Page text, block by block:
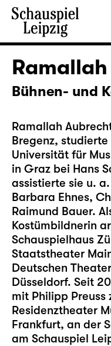
Bühnen- und
Ramallah
Bregenz,
Universität für
in Graz bei Hans
assistierte sie u.
Barbara Ehnes,
Raimund Bauer.
Kostümbildnerin
Schauspielhaus
Staatstheater
Deutschen
Düsseldorf. Seit
mit Philipp Preuss
Residenztheater
Frankfurt, an der
am Schauspiel